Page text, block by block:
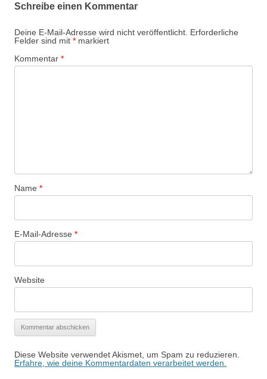
Schreibe einen Kommentar
Deine E-Mail-Adresse wird nicht veröffentlicht. Erforderliche
Felder sind mit * markiert
Kommentar *
Name *
E-Mail-Adresse *
Website
Diese Website verwendet Akismet, um Spam zu reduzieren.
Erfahre, wie deine Kommentardaten verarbeitet werden.